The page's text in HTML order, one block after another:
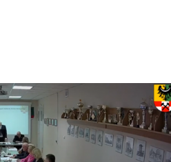
dla starosty?